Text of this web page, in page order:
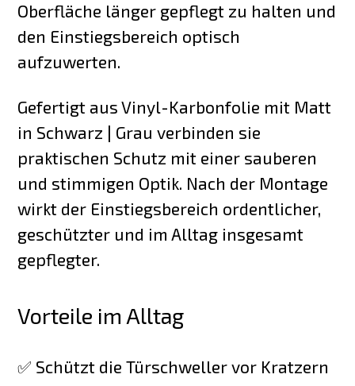
Oberfläche länger gepflegt zu halten und
den Einstiegsbereich optisch
aufzuwerten.
Gefertigt aus Vinyl-Karbonfolie mit Matt
in Schwarz | Grau verbinden sie
praktischen Schutz mit einer sauberen
und stimmigen Optik. Nach der Montage
wirkt der Einstiegsbereich ordentlicher,
geschützter und im Alltag insgesamt
gepflegter.
Vorteile im Alltag
✅ Schützt die Türschweller vor Kratzern